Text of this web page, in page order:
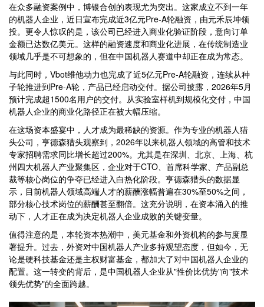
在众多融资案例中，博银合创的表现尤为突出。这家成立不到一年
的机器人企业，近日宣布完成近3亿元Pre-A轮融资，由元禾辰坤领
投。更令人惊叹的是，该公司已经进入商业化验证阶段，意向订单
金额已达数亿美元。这样的融资速度和商业化进展，在传统制造业
领域几乎是不可想象的，但在中国机器人赛道中却正在成为常态。
与此同时，Vbot维他动力也完成了近5亿元Pre-A轮融资，连续从种
子轮推进到Pre-A轮，产品已经启动交付。据公司披露，2026年5月
预计完成超1500名用户的交付。从实验室样机到规模化交付，中国
机器人企业的商业化路径正在被大幅压缩。
在这场资本盛宴中，人才成为最稀缺的资源。作为专业的机器人猎
头公司，亨德森猎头观察到，2026年以来机器人领域的高管和技术
专家招聘需求同比增长超过200%。尤其是在深圳、北京、上海、杭
州四大机器人产业聚集区，企业对于CTO、首席科学家、产品副总
裁等核心岗位的争夺已经进入白热化阶段。亨德森猎头的数据显
示，目前机器人领域高端人才的薪酬涨幅普遍在30%至50%之间，
部分核心技术岗位的薪酬甚至翻倍。这充分说明，在资本涌入的推
动下，人才正在成为决定机器人企业成败的关键变量。
值得注意的是，本轮资本热潮中，美元基金和外资机构的参与度显
著提升。过去，外资对中国机器人产业多持观望态度，但如今，无
论是硬科技基金还是主权财富基金，都加大了对中国机器人企业的
配置。这一转变的背后，是中国机器人企业从"性价比优势"向"技术
领先优势"的全面跨越。